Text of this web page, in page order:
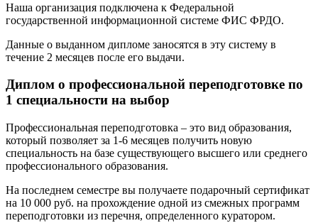
Наша организация подключена к Федеральной
государственной информационной системе ФИС ФРДО.
Данные о выданном дипломе заносятся в эту систему в
течение 2 месяцев после его выдачи.
Диплом о профессиональной переподготовке по
1 специальности на выбор
Профессиональная переподготовка – это вид образования,
который позволяет за 1-6 месяцев получить новую
специальность на базе существующего высшего или среднего
профессионального образования.
На последнем семестре вы получаете подарочный сертификат
на 10 000 руб. на прохождение одной из смежных программ
переподготовки из перечня, определенного куратором.